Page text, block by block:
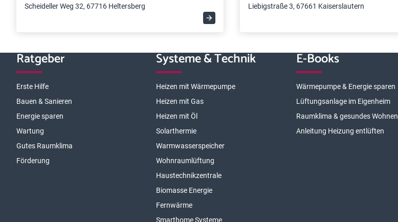
Scheideller Weg 32, 67716 Heltersberg Liebigstraße 3, 67661 Kaiserslautern
Ratgeber
Erste Hilfe
Bauen & Sanieren
Energie sparen
Wartung
Gutes Raumklima
Förderung
Systeme & Technik
Heizen mit Wärmepumpe
Heizen mit Gas
Heizen mit Öl
Solarthermie
Warmwasserspeicher
Wohnraumlüftung
Haustechnikzentrale
Biomasse Energie
Fernwärme
Smarthome Systeme
E-Books
Wärmepumpe & Energie sparen
Lüftungsanlage im Eigenheim
Raumklima & gesundes Wohnen
Anleitung Heizung entlüften